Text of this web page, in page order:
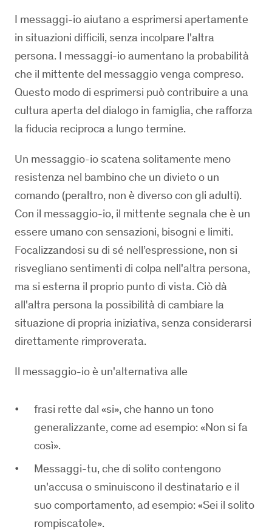
I messaggi-io aiutano a esprimersi apertamente
in situazioni difficili, senza incolpare l'altra
persona. I messaggi-io aumentano la probabilità
che il mittente del messaggio venga compreso.
Questo modo di esprimersi può contribuire a una
cultura aperta del dialogo in famiglia, che rafforza
la fiducia reciproca a lungo termine.
Un messaggio-io scatena solitamente meno
resistenza nel bambino che un divieto o un
comando (peraltro, non è diverso con gli adulti).
Con il messaggio-io, il mittente segnala che è un
essere umano con sensazioni, bisogni e limiti.
Focalizzandosi su di sé nell’espressione, non si
risvegliano sentimenti di colpa nell'altra persona,
ma si esterna il proprio punto di vista. Ciò dà
all'altra persona la possibilità di cambiare la
situazione di propria iniziativa, senza considerarsi
direttamente rimproverata.
Il messaggio-io è un'alternativa alle
frasi rette dal «si», che hanno un tono
generalizzante, come ad esempio: «Non si fa
così».
Messaggi-tu, che di solito contengono
un'accusa o sminuiscono il destinatario e il
suo comportamento, ad esempio: «Sei il solito
rompiscatole».